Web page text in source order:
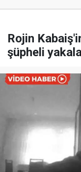
Rojin
şüpheli